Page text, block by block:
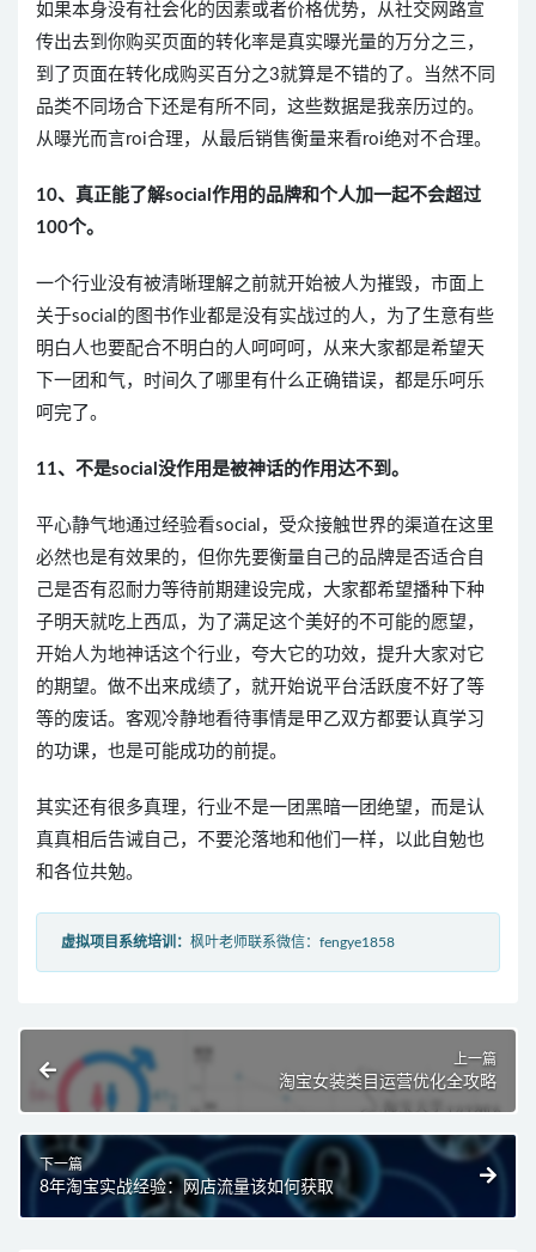
如果本身没有社会化的因素或者价格优势，从社交网路宣
传出去到你购买页面的转化率是真实曝光量的万分之三，
到了页面在转化成购买百分之3就算是不错的了。当然不同
品类不同场合下还是有所不同，这些数据是我亲历过的。
从曝光而言roi合理，从最后销售衡量来看roi绝对不合理。
10、真正能了解social作用的品牌和个人加一起不会超过
100个。
一个行业没有被清晰理解之前就开始被人为摧毁，市面上
关于social的图书作业都是没有实战过的人，为了生意有些
明白人也要配合不明白的人呵呵呵，从来大家都是希望天
下一团和气，时间久了哪里有什么正确错误，都是乐呵乐
呵完了。
11、不是social没作用是被神话的作用达不到。
平心静气地通过经验看social，受众接触世界的渠道在这里
必然也是有效果的，但你先要衡量自己的品牌是否适合自
己是否有忍耐力等待前期建设完成，大家都希望播种下种
子明天就吃上西瓜，为了满足这个美好的不可能的愿望，
开始人为地神话这个行业，夸大它的功效，提升大家对它
的期望。做不出来成绩了，就开始说平台活跃度不好了等
等的废话。客观冷静地看待事情是甲乙双方都要认真学习
的功课，也是可能成功的前提。
其实还有很多真理，行业不是一团黑暗一团绝望，而是认
真真相后告诫自己，不要沦落地和他们一样，以此自勉也
和各位共勉。
虚拟项目系统培训： 枫叶老师联系微信：fengye1858
上一篇
淘宝女装类目运营优化全攻略
下一篇
8年淘宝实战经验：网店流量该如何获取